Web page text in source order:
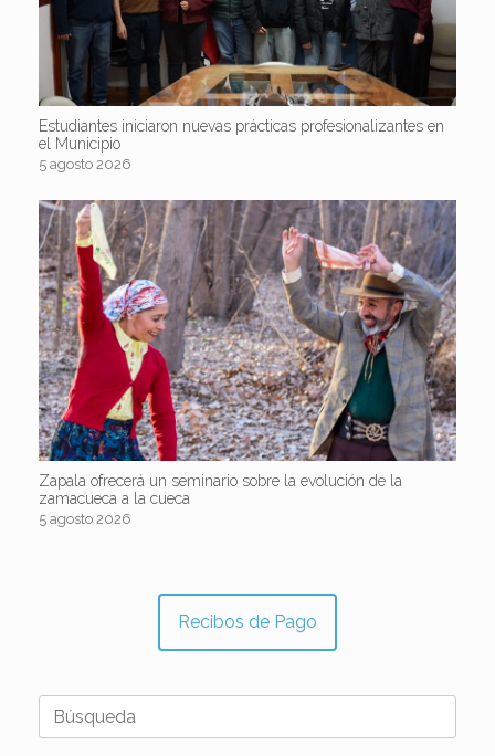
Estudiantes iniciaron nuevas prácticas profesionalizantes en
el Municipio
5 agosto 2026
Zapala ofrecerá un seminario sobre la evolución de la
zamacueca a la cueca
5 agosto 2026
Recibos de Pago
Buscar: